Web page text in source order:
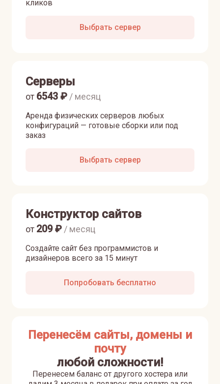
кликов
Выбрать сервер
Серверы
Аренда физических серверов любых
конфигураций — готовые сборки или под
заказ
от 6543 ₽ / месяц
Выбрать сервер
Конструктор сайтов
Создайте сайт без программистов и
дизайнеров всего за 15 минут
от 209₽ / месяц
Попробовать бесплатно
Перенесём сайты, домены и
почту
любой сложности!
Перенесем баланс от другого хостера или